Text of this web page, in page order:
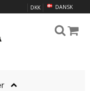
DANSK
DKK